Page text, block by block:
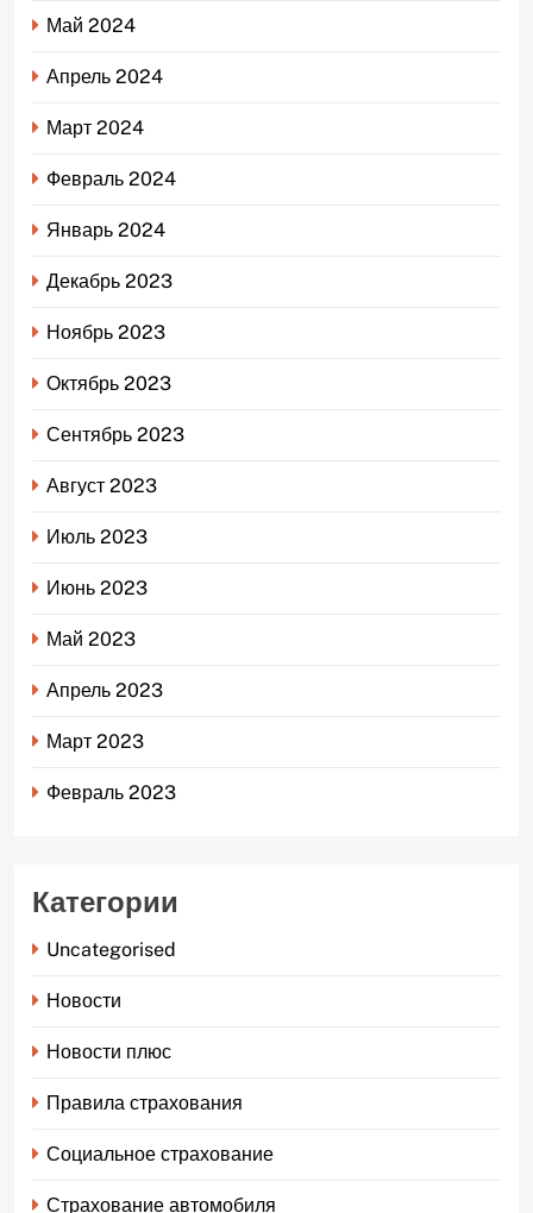
Май 2024
Апрель 2024
Март 2024
Февраль 2024
Январь 2024
Декабрь 2023
Ноябрь 2023
Октябрь 2023
Сентябрь 2023
Август 2023
Июль 2023
Июнь 2023
Май 2023
Апрель 2023
Март 2023
Февраль 2023
Категории
Uncategorised
Новости
Новости плюс
Правила страхования
Социальное страхование
Страхование автомобиля